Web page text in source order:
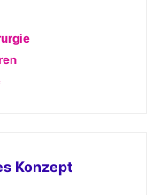
Konzept